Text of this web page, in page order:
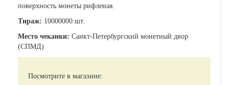
поверхность монеты рифленая.
Тираж: 10000000 шт.
Место чеканки: Санкт-Петербургский монетный двор
(СПМД)
Посмотрите в магазине: